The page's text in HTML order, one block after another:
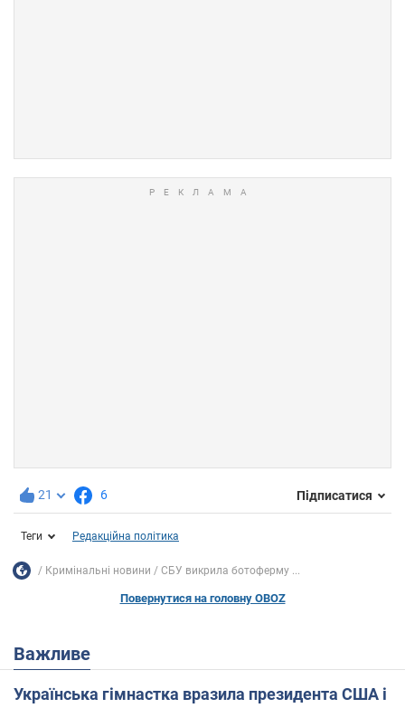
21 6 Підписатися
Теги Редакційна політика
Кримінальні новини СБУ викрила ботоферму ...
Повернутися на головну OBOZ
Важливе
Українська гімнастка вразила президента США і